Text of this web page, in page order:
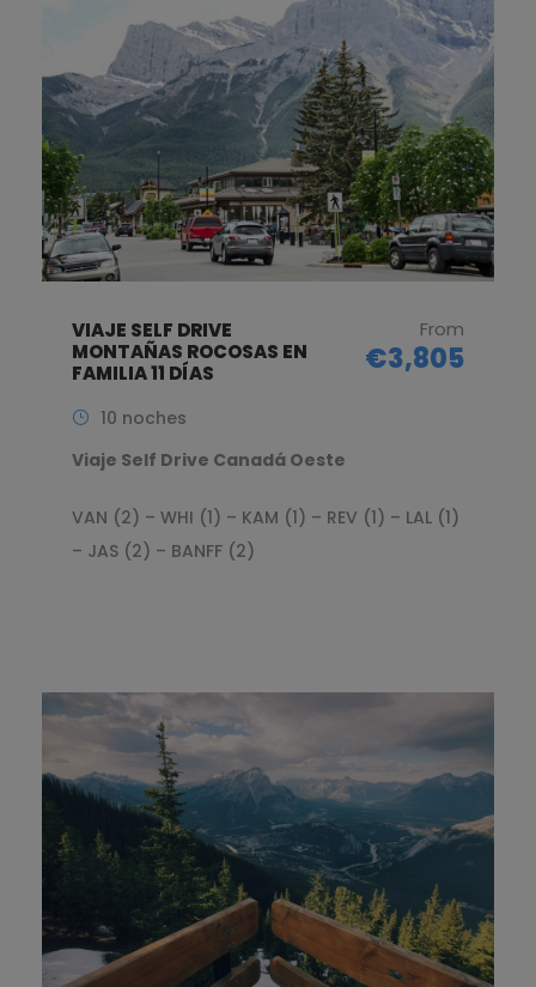
VIAJE SELF DRIVE
MONTAÑAS ROCOSAS EN
FAMILIA 11 DÍAS
From
€3,805
10 noches
Viaje Self Drive Canadá Oeste
VAN (2) – WHI (1) – KAM (1) – REV (1) – LAL (1)
– JAS (2) – BANFF (2)